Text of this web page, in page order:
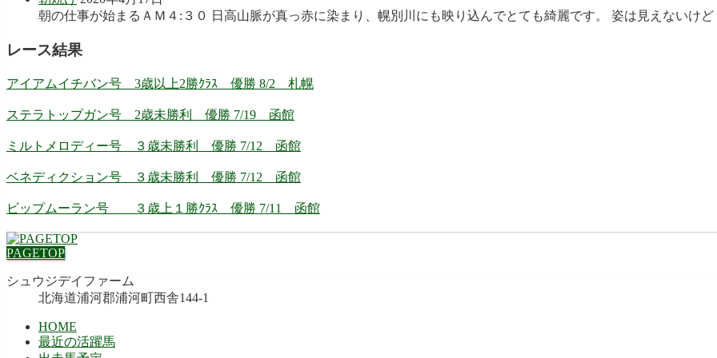
朝の仕事が始まるＡＭ４:３０ 日高山脈が真っ赤に染まり、幌別川にも映り込んでとても綺麗です。 姿は見えないけ
レース結果
アイアムイチバン号 3歳以上2勝ｸﾗｽ 優勝 8/2 札幌
ステラトップガン号 2歳未勝利 優勝 7/19 函館
ミルトメロディー号 ３歳未勝利 優勝 7/12 函館
ベネディクション号 ３歳未勝利 優勝 7/12 函館
ビップムーラン号 ３歳上１勝ｸﾗｽ 優勝 7/11 函館
PAGETOP
シュウジデイファーム
北海道浦河郡浦河町西舎144-1
HOME
最近の活躍馬